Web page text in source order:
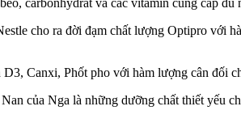
cho ra đời đạm chất lượng Optipro với
Canxi, Phốt pho với hàm lượng cân đối
của Nga là những dưỡng chất thiết yếu